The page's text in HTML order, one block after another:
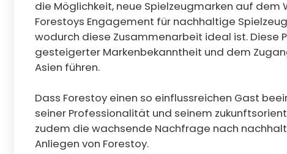
die Möglichkeit, neue Spielzeugmarken auf
Forestoys Engagement für nachhaltige
wodurch diese Zusammenarbeit ideal ist. Diese
gesteigerter Markenbekanntheit und dem
Asien führen.
Dass Forestoy einen so einflussreichen Gast
seiner Professionalität und seinem
zudem die wachsende Nachfrage nach
Anliegen von Forestoy.